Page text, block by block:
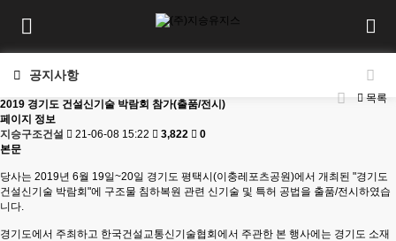
공지사항
목록
2019 경기도 건설신기술 박람회 참가(출품/전시)
페이지 정보
지승구조건설
21-06-08 15:22 3,822
0
본문
당사는 2019년 6월 19일~20일 경기도 평택시(이충레포츠공원)에서 개최된 "경기도
건설신기술 박람회"에 구조물 침하복원 관련 신기술 및 특허 공법을 출품/전시하였습
니다.
경기도에서 주최하고 한국건설교통신기술협회에서 주관한 본 행사에는 경기도 소재